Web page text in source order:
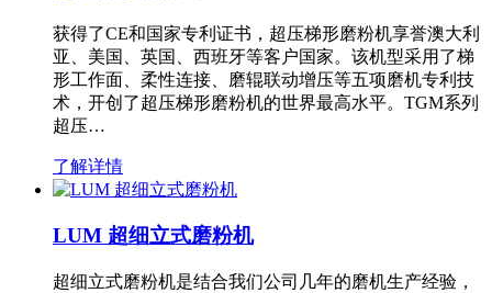
获得了CE和国家专利证书，超压梯形磨粉机享誉澳大利
亚、美国、英国、西班牙等客户国家。该机型采用了梯
形工作面、柔性连接、磨辊联动增压等五项磨机专利技
术，开创了超压梯形磨粉机的世界最高水平。TGM系列
超压…
了解详情
LUM 超细立式磨粉机
超细立式磨粉机是结合我们公司几年的磨机生产经验，